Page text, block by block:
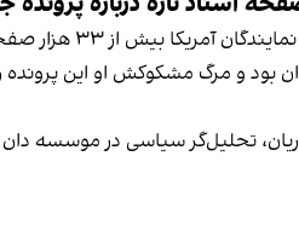
کمیته
بود و مرگ مشکوکش او این پرونده
تحلیل‌گر سیاسی در موسسه دان